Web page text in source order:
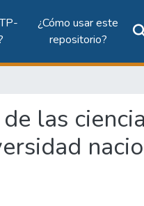
¿Cómo usar este
repositorio?
las